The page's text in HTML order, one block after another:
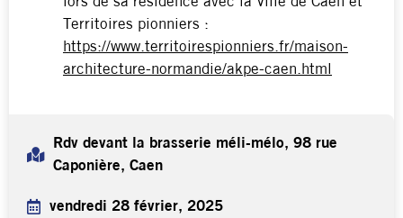
Territoires pionniers :
https://www.territoirespionniers.fr/maison-
architecture-normandie/akpe-caen.html
Rdv devant la brasserie méli-mélo, 98 rue
Caponière, Caen
vendredi 28 février, 2025